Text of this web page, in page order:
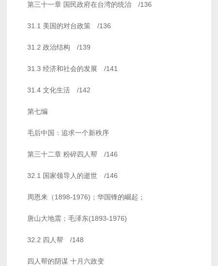
第三十一章 国民政府在台湾的统治 /136
31.1 美国的对台政策 /136
31.2 政治结构 /139
31.3 经济和社会的发展 /141
31.4 文化生活 /142
第七编
毛后中国：追求一个新秩序
第三十二章 粉碎四人帮 /146
32.1 国家领导人的逝世 /146
周恩来（1898-1976)；华国锋的崛起；
唐山大地震；毛泽东(1893-1976)
32.2 四人帮 /148
四人帮的阴谋 十月六政变